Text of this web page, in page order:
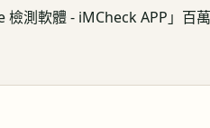
測軟體 - iMCheck APP」百